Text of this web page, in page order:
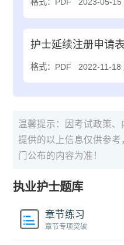
格式：PDF 2023-05-15
护士延续注册申请
格式：PDF 2022-11-18
温馨提示：因考试政策
提供的以上信息仅供参
门公布的内容为准！
执业护士题库
章节练习
章节专项突破